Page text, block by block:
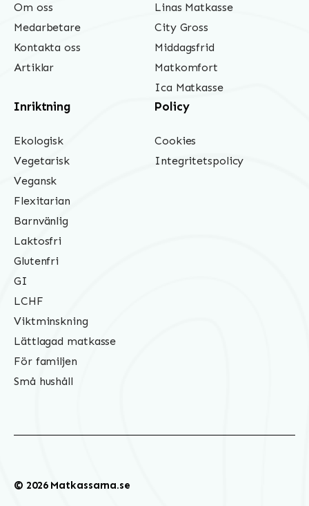
Om oss
Medarbetare
Kontakta oss
Artiklar
Linas Matkasse
City Gross
Middagsfrid
Matkomfort
Ica Matkasse
Inriktning
Ekologisk
Vegetarisk
Vegansk
Flexitarian
Barnvänlig
Laktosfri
Glutenfri
GI
LCHF
Viktminskning
Lättlagad matkasse
För familjen
Små hushåll
Policy
Cookies
Integritetspolicy
© 2026 Matkassarna.se